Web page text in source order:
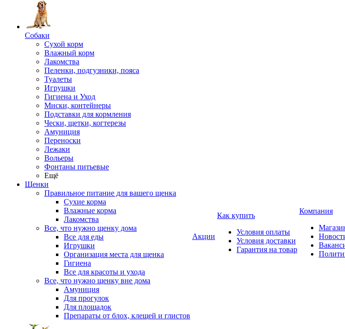
Собаки
Сухой корм
Влажный корм
Лакомства
Пеленки, подгузники, пояса
Туалеты
Игрушки
Гигиена и Уход
Миски, контейнеры
Подставки для кормления
Чески, щетки, когтерезы
Амуниция
Переноски
Лежаки
Вольеры
Фонтаны питьевые
Ещё
Щенки
Правильное питание для вашего щенка
Сухие корма
Влажные корма
Лакомства
Все, что нужно щенку дома
Все для еды
Игрушки
Организация места для щенка
Гигиена
Все для красоты и ухода
Все, что нужно щенку вне дома
Амуниция
Для прогулок
Для площадок
Препараты от блох, клещей и глистов
Акции
Как купить
Условия оплаты
Условия доставки
Гарантия на товар
Компания